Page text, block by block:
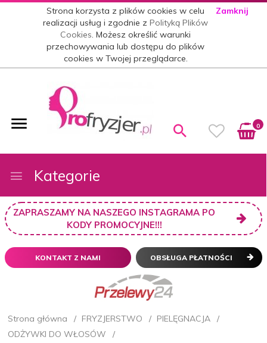
Strona korzysta z plików cookies w celu
realizacji usług i zgodnie zPolityką Plików
Cookies. Możesz określić warunki
przechowywania lub dostępu do plików
cookies w Twojej przeglądarce.
Zamknij
0
Kategorie
ZAPRASZAMY NA NASZEGO INSTAGRAMA PO
KODY PROMOCYJNE!!!
KONTAKT Z NAMI OBSŁUGA PŁATNOŚCI
Strona główna FRYZJERSTWO
PIELĘGNACJA
ODŻYWKI DO WŁOSÓW